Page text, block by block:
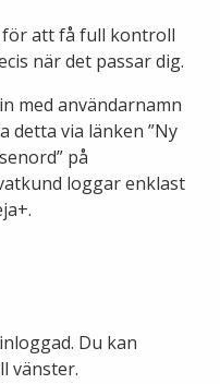
att få full kontroll
när det passar dig.
med användarnamn
detta via länken ”Ny
på
loggar enklast
Du kan
vänster.